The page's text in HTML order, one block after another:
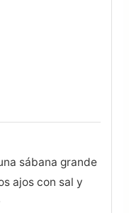
sábana grande
ajos con sal y